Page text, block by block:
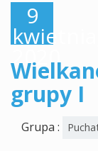
9
kwietnia,
2020
grupy I
Grupa :